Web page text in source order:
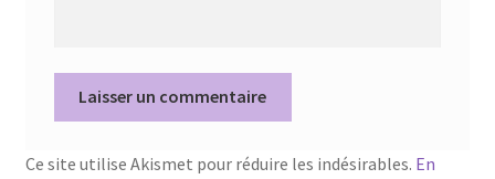
Ce site utilise Akismet pour réduire les indésirables. En